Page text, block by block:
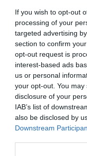
If you wish to opt-out
processing of your
targeted advertising
section to confirm
opt-out request is
interest-based ads
us or personal
your opt-out. You
disclosure of your
IAB’s list of
also be disclosed by
Downstream
Όνομα*
Τηλέφωνο*
Νομός*